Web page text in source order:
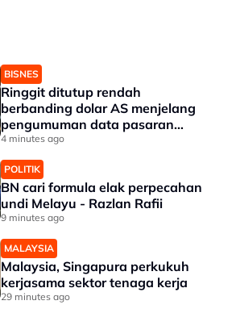
BISNES
Ringgit ditutup rendah
berbanding dolar AS menjelang
pengumuman data pasaran
buruh AS
4 minutes ago
POLITIK
BN cari formula elak perpecahan
undi Melayu - Razlan Rafii
9 minutes ago
MALAYSIA
Malaysia, Singapura perkukuh
kerjasama sektor tenaga kerja
29 minutes ago